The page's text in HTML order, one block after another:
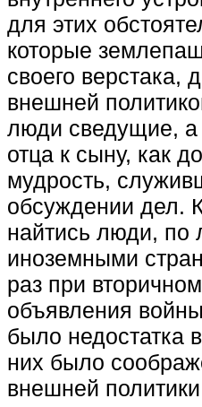
для этих
которые
своего верстака,
внешней
люди сведущие, а
отца к сыну, как
мудрость,
обсуждении дел.
найтись люди, по
иноземными
раз при
объявления
было недостатка
них было
внешней